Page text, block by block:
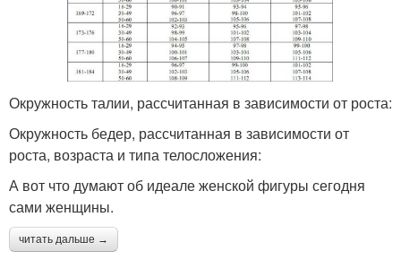
Окружность талии, рассчитанная в зависимости от роста:
Окружность бедер, рассчитанная в зависимости от
роста, возраста и типа телосложения:
А вот что думают об идеале женской фигуры сегодня
сами женщины.
читать дальше →